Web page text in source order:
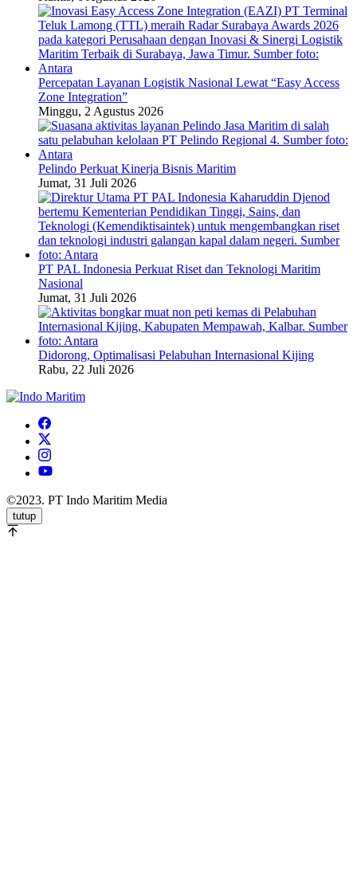
Percepatan Layanan Logistik Nasional Lewat “Easy Access
Zone Integration”
Minggu, 2 Agustus 2026
Pelindo Perkuat Kinerja Bisnis Maritim
Jumat, 31 Juli 2026
PT PAL Indonesia Perkuat Riset dan Teknologi Maritim
Nasional
Jumat, 31 Juli 2026
Didorong, Optimalisasi Pelabuhan Internasional Kijing
Rabu, 22 Juli 2026
©2023. PT Indo Maritim Media
tutup